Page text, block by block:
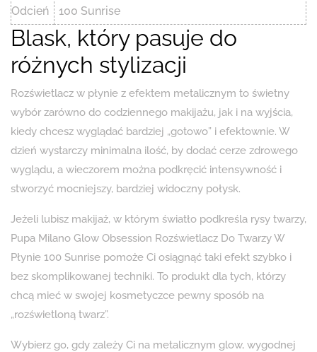
Odcień
100 Sunrise
Blask, który pasuje do
różnych stylizacji
Rozświetlacz w płynie z efektem metalicznym to świetny
wybór zarówno do codziennego makijażu, jak i na wyjścia,
kiedy chcesz wyglądać bardziej „gotowo” i efektownie. W
dzień wystarczy minimalna ilość, by dodać cerze zdrowego
wyglądu, a wieczorem można podkręcić intensywność i
stworzyć mocniejszy, bardziej widoczny połysk.
Jeżeli lubisz makijaż, w którym światło podkreśla rysy twarzy,
Pupa Milano Glow Obsession Rozświetlacz Do Twarzy W
Płynie 100 Sunrise pomoże Ci osiągnąć taki efekt szybko i
bez skomplikowanej techniki. To produkt dla tych, którzy
chcą mieć w swojej kosmetyczce pewny sposób na
„rozświetloną twarz”.
Wybierz go, gdy zależy Ci na metalicznym glow, wygodnej